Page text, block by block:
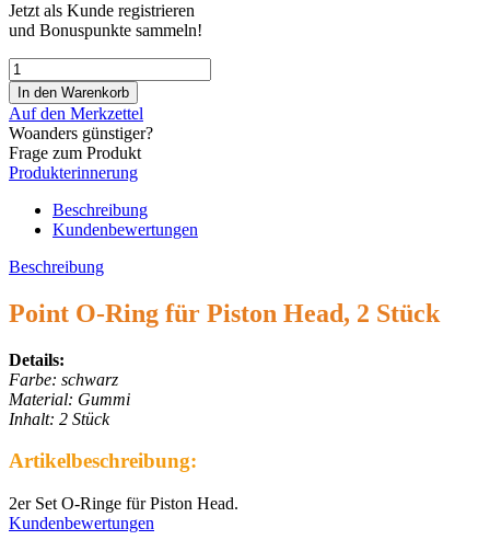
Jetzt als Kunde registrieren
und Bonuspunkte sammeln!
Auf den Merkzettel
Woanders günstiger?
Frage zum Produkt
Produkterinnerung
Beschreibung
Kundenbewertungen
Beschreibung
Point O-Ring für Piston Head, 2 Stück
Details:
Farbe: schwarz
Material: Gummi
Inhalt: 2 Stück
Artikelbeschreibung:
2er Set O-Ringe für Piston Head.
Kundenbewertungen